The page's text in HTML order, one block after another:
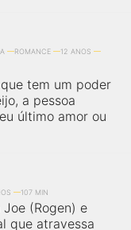
ROMANCE
12 ANOS
tem um poder
a pessoa
último amor ou
107 MIN
Joe (Rogen) e
que atravessa